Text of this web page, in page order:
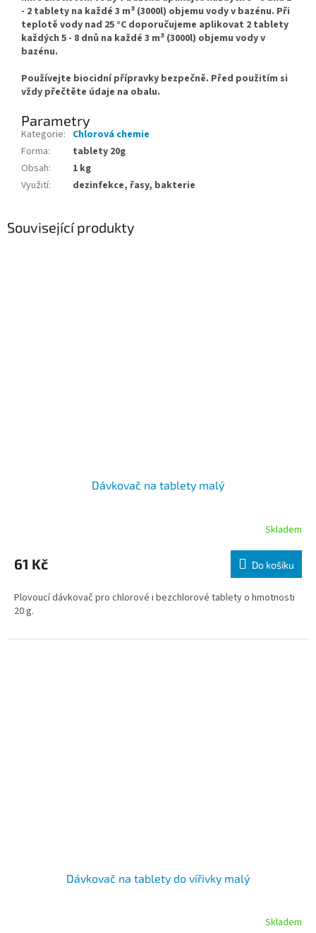
- 2 tablety na každé 3 m3 (3000l) objemu vody v bazénu. Při
teplotě vody nad 25 °C doporučujeme aplikovat 2 tablety
každých 5 - 8 dnů na každé 3 m3 (3000l) objemu vody v
bazénu.
Používejte biocidní přípravky bezpečně. Před použitím si
vždy přečtěte údaje na obalu.
Parametry
Kategorie: Chlorová chemie
Forma:
tablety 20g
Obsah:
1 kg
Využití: dezinfekce, řasy, bakterie
Související produkty
Dávkovač na tablety malý
Skladem
61 Kč Do košíku
Plovoucí dávkovač pro chlorové i bezchlorové tablety o hmotnosti
20 g.
Dávkovač na tablety do vířivky malý
Skladem